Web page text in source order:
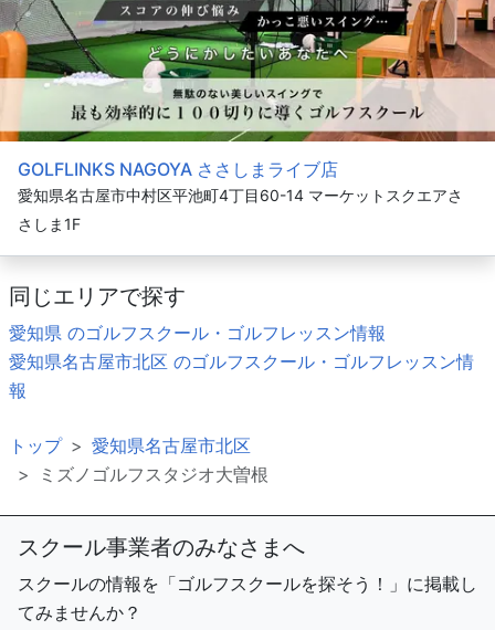
GOLFLINKS NAGOYA ささしまライブ店
愛知県名古屋市中村区平池町4丁目60-14 マーケットスクエアさ
さしま1F
同じエリアで探す
愛知県 のゴルフスクール・ゴルフレッスン情報
愛知県名古屋市北区 のゴルフスクール・ゴルフレッスン情
報
トップ
愛知県名古屋市北区
ミズノゴルフスタジオ大曽根
スクール事業者のみなさまへ
スクールの情報を「ゴルフスクールを探そう！」に掲載し
てみませんか？